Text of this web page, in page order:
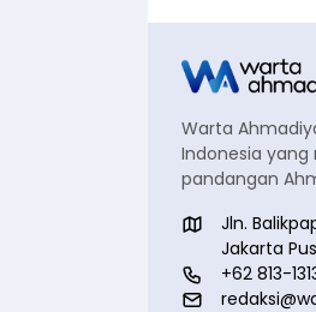
Warta
Indonesia
pandangan
Jln.
Jakarta
+62 813-